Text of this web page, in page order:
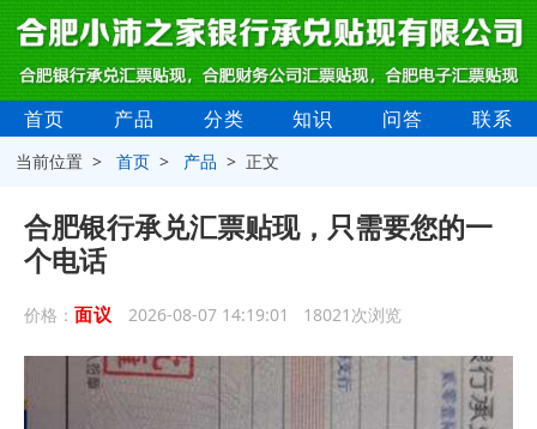
首页 产品 分类 知识 问答 联系
当前位置 >首页 > 产品 > 正文
合肥银行承兑汇票贴现，只需要您的一
个电话
价格： 面议 2026-08-07 14:19:01 18021次浏览